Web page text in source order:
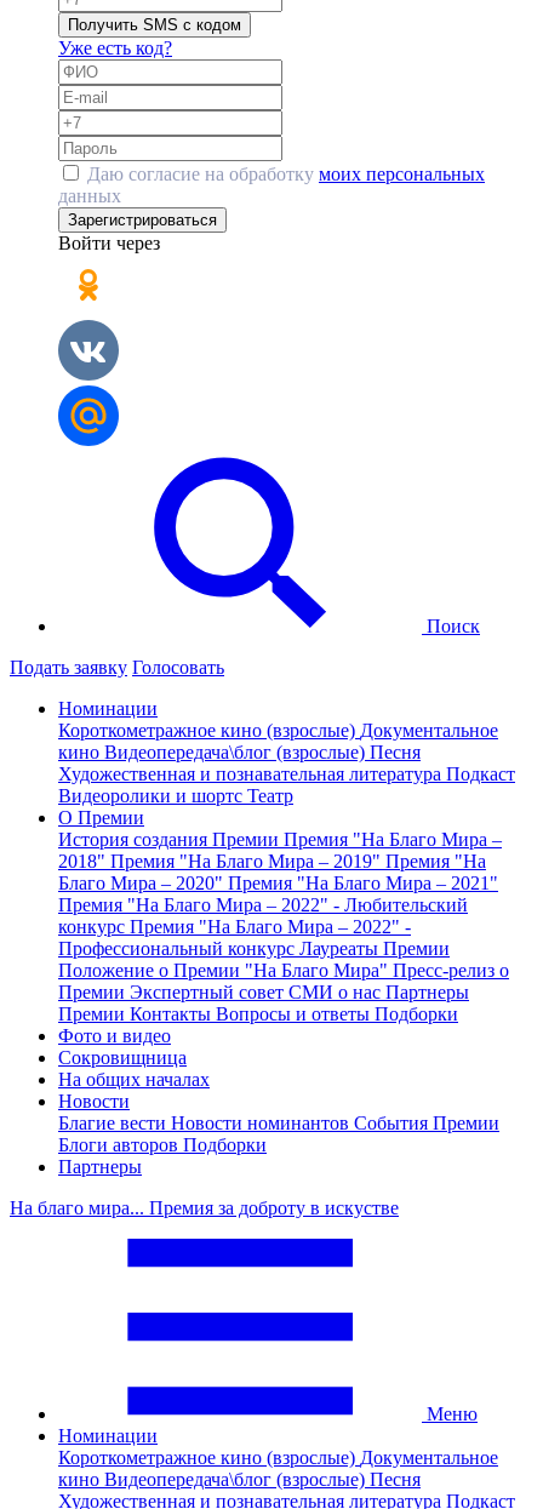
Получить SMS с кодом
Уже есть код?
Даю согласие на обработку моих персональных
данных
Зарегистрироваться
Войти через
Поиск
Подать заявку Голосовать
Номинации
Короткометражное кино (взрослые) Документальное
кино Видеопередача\блог (взрослые) Песня
Художественная и познавательная литература Подкаст
Видеоролики и шортс Театр
О Премии
История создания Премии Премия "На Благо Мира –
2018" Премия "На Благо Мира – 2019" Премия "На
Благо Мира – 2020" Премия "На Благо Мира – 2021"
Премия "На Благо Мира – 2022" - Любительский
конкурс Премия "На Благо Мира – 2022" -
Профессиональный конкурс Лауреаты Премии
Положение о Премии "На Благо Мира" Пресс-релиз о
Премии Экспертный совет СМИ о нас Партнеры
Премии Контакты Вопросы и ответы Подборки
Фото и видео
Сокровищница
На общих началах
Новости
Благие вести Новости номинантов События Премии
Блоги авторов Подборки
Партнеры
На благо мира... Премия за доброту в искустве
Меню
Номинации
Короткометражное кино (взрослые) Документальное
кино Видеопередача\блог (взрослые) Песня
Художественная и познавательная литература Подкаст